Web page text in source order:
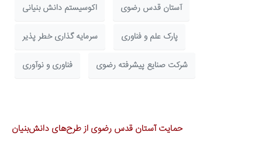
آستان قدس رضوی اکوسیستم دانش بنیانی
پارک علم و فناوری سرمایه گذاری خطر پذیر
شرکت صنایع پیشرفته رضوی فناوری و نوآوری
حمایت آستان قدس رضوی از طرح‌های دانش‌بنیان